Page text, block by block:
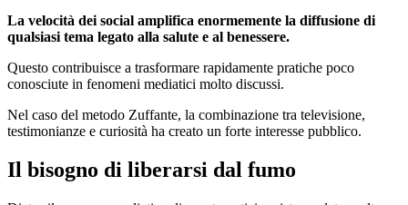
La velocità dei social amplifica enormemente la diffusione di
qualsiasi tema legato alla salute e al benessere.
Questo contribuisce a trasformare rapidamente pratiche poco
conosciute in fenomeni mediatici molto discussi.
Nel caso del metodo Zuffante, la combinazione tra televisione,
testimonianze e curiosità ha creato un forte interesse pubblico.
Il bisogno di liberarsi dal fumo